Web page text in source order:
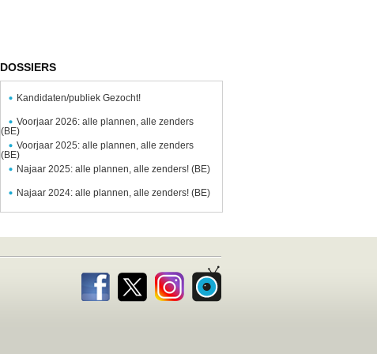
DOSSIERS
Kandidaten/publiek Gezocht!
Voorjaar 2026: alle plannen, alle zenders
(BE)
Voorjaar 2025: alle plannen, alle zenders
(BE)
Najaar 2025: alle plannen, alle zenders! (BE)
Najaar 2024: alle plannen, alle zenders! (BE)